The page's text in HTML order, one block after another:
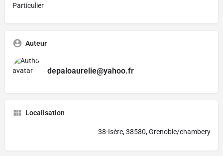
Particulier
Auteur
depaloaurelie@yahoo.fr
Localisation
38-Isère, 38580, Grenoble/chambery